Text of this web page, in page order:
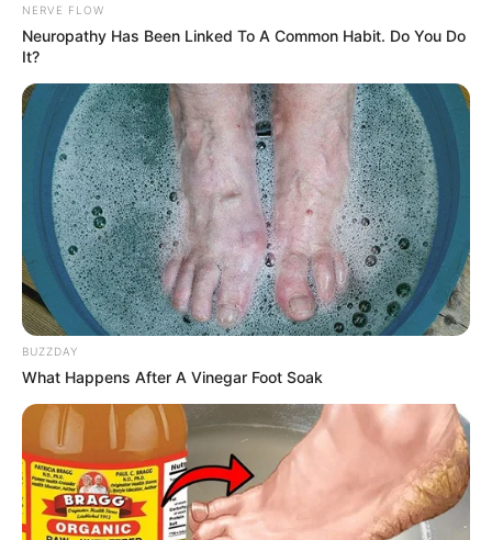
KULINER
10 Menu Favorit di Solaria,
NERVE FLOW
Neuropathy Has Been Linked To A Common Habit. Do You Do
It?
BUZZDAY
What Happens After A Vinegar Foot Soak